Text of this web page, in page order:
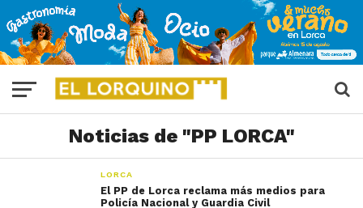
Noticias de "PP LORCA"
LORCA
El PP de Lorca reclama más medios para
Policía Nacional y Guardia Civil